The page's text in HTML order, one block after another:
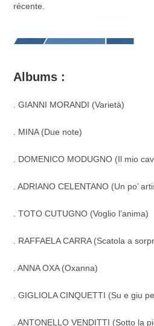
récente.
Albums :
. GIANNI MORANDI (Varietà)
. MINA (Due note)
. DOMENICO MODUGNO (Il mio
. ADRIANO CELENTANO (Un po’
. TOTO CUTUGNO (Voglio l’anima)
. RAFFAELA CARRA (Scatola a
. ANNA OXA (Oxanna)
. GIGLIOLA CINQUETTI (Su e giu
. ANTONELLO VENDITTI (Sotto la